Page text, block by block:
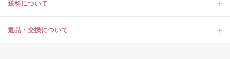
送料について
返品・交換について